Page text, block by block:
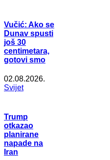
Vučić: Ako se
Dunav spusti
još 30
centimetara,
gotovi smo
02.08.2026.
Svijet
Trump
otkazao
planirane
napade na
Iran